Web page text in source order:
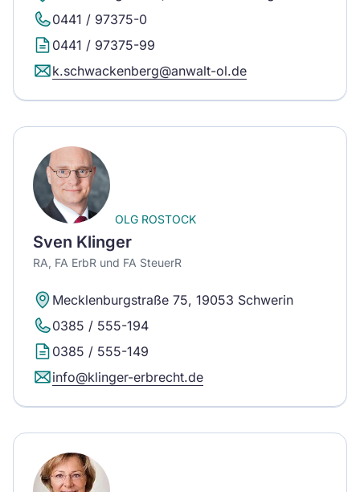
0441 / 97375-0
0441 / 97375-99
k.schwackenberg@anwalt-ol.de
OLG ROSTOCK
Sven Klinger
RA, FA ErbR und FA SteuerR
Mecklenburgstraße 75, 19053 Schwerin
0385 / 555-194
0385 / 555-149
info@klinger-erbrecht.de